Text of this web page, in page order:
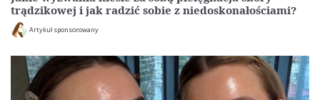
trądzikowej i jak radzić sobie z niedoskonałościami?
Artykuł sponsorowany